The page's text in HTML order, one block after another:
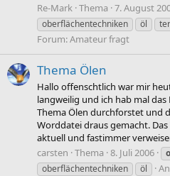
Re-Mark Thema 7. August
oberflächentechniken
öl
Forum:Amateur fragt
Thema Ölen
Hallo offenschtlich war mir
langweilig und ich hab mal
Thema Ölen durchforstet und
Worddatei draus gemacht.
aktuell und fastimmer
carsten Thema 8. Juli 2006
oberflächentechniken
öl